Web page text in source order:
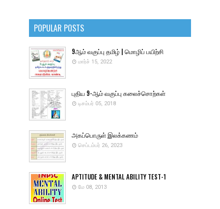
POPULAR POSTS
9ஆம் வகுப்பு தமிழ் | மொழிப் பயிற்சி
மார்ச் 15, 2022
புதிய 9-ஆம் வகுப்பு கலைச்சொற்கள்
டிசம்பர் 05, 2018
அகப்பொருள் இலக்கணம்
செப்டம்பர் 26, 2023
APTITUDE & MENTAL ABILITY TEST-1
மே 08, 2013